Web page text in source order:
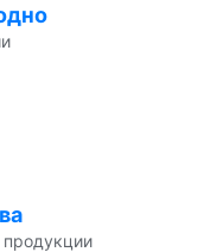
продукции